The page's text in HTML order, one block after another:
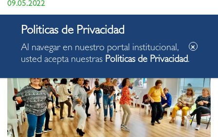
09.05.2022
Al navegar en nuestro portal institucional,
usted acepta nuestras Politicas de Privacidad.